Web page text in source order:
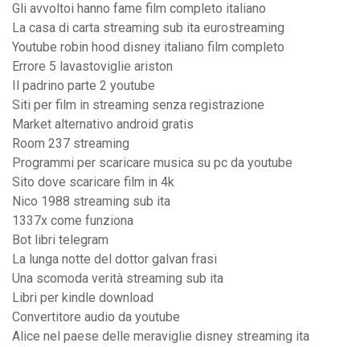
Gli avvoltoi hanno fame film completo italiano
La casa di carta streaming sub ita eurostreaming
Youtube robin hood disney italiano film completo
Errore 5 lavastoviglie ariston
Il padrino parte 2 youtube
Siti per film in streaming senza registrazione
Market alternativo android gratis
Room 237 streaming
Programmi per scaricare musica su pc da youtube
Sito dove scaricare film in 4k
Nico 1988 streaming sub ita
1337x come funziona
Bot libri telegram
La lunga notte del dottor galvan frasi
Una scomoda verità streaming sub ita
Libri per kindle download
Convertitore audio da youtube
Alice nel paese delle meraviglie disney streaming ita